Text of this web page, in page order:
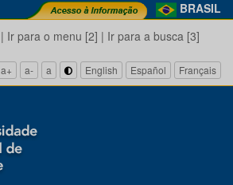
BRASIL
| Ir para o menu [2] | Ir para a busca [3]
a+ a- a English Español Français